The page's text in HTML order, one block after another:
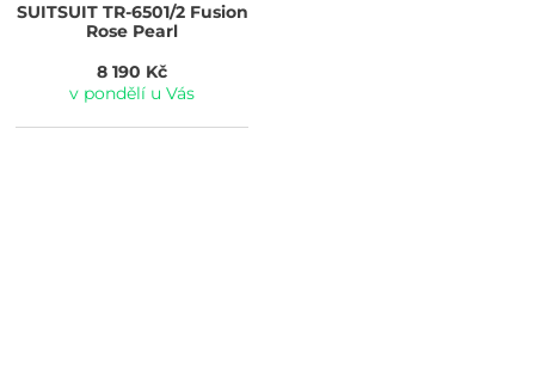
SUITSUITTR-6501/2 Fusion
Rose Pearl
8 190 Kč
v pondělí u Vás